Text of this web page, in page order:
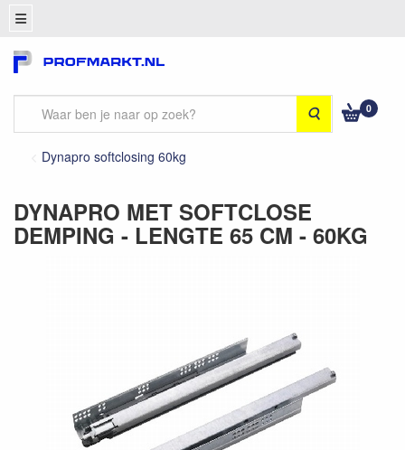
Zoeken 0
Dynapro softclosing 60kg
DYNAPRO MET SOFTCLOSE
DEMPING - LENGTE 65 CM - 60KG